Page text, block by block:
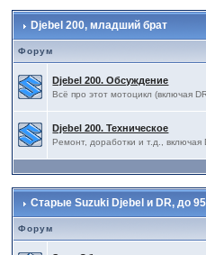
Djebel 200, младший брат
Форум
Djebel 200. Обсуждение
Всё про этот мотоцикл (включая
Djebel 200. Техническое
Ремонт, доработки и т.д., включая
Старые Suzuki Djebel и DR, до
Форум